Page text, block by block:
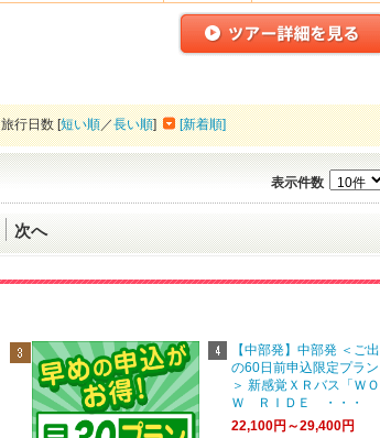
旅行日数 [短い順／長い順] [新着順]
表示件数
次へ
【中部発】中部発 ＜ご
の60日前申込限定プラ
＞ 新感覚ＸＲバス「ＷＯ
Ｗ ＲＩＤＥ ・・・
22,100円～29,400円